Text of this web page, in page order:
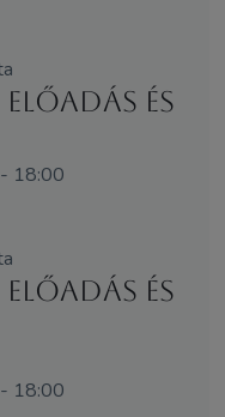
és
18:00
és
18:00